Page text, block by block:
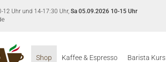
12 Uhr und 14-17:30 Uhr, Sa 05.09.2026 10-15 Uhr
Shop Kaffee & Espresso Barista Kurs